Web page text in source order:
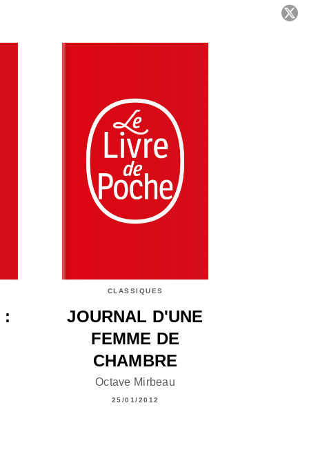
:
CLASSIQUES
JOURNAL D'UNE
FEMME DE
CHAMBRE
Octave Mirbeau
25/01/2012